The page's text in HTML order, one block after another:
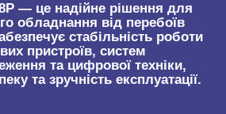
— це надійне рішення для
обладнання від перебоїв
стабільність роботи
пристроїв, систем
та цифрової техніки,
та зручність експлуатації.